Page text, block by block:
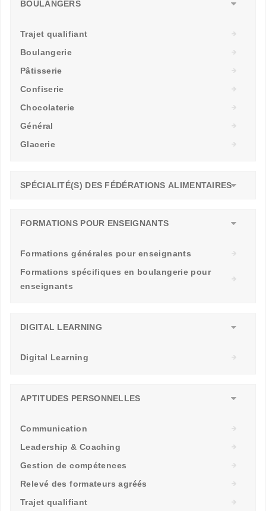
BOULANGERS
Trajet qualifiant
Boulangerie
Pâtisserie
Confiserie
Chocolaterie
Général
Glacerie
SPÉCIALITÉ(S) DES FÉDÉRATIONS ALIMENTAIRES
FORMATIONS POUR ENSEIGNANTS
Formations générales pour enseignants
Formations spécifiques en boulangerie pour
enseignants
DIGITAL LEARNING
Digital Learning
APTITUDES PERSONNELLES
Communication
Leadership & Coaching
Gestion de compétences
Relevé des formateurs agréés
Trajet qualifiant